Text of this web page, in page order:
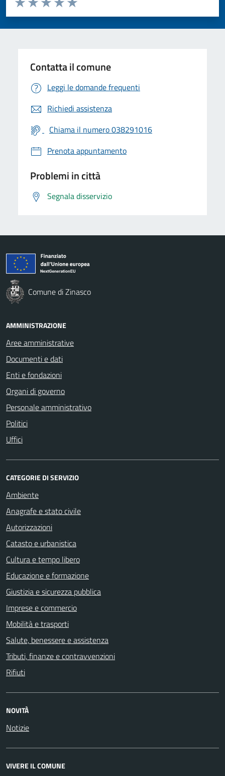
Valuta 5 stelle su 5
Valuta 4 stelle su 5
Valuta 3 stelle su 5
Valuta 2 stelle su 5
Valuta 1 stelle su 5
Contatta il comune
Leggi le domande frequenti
Richiedi assistenza
Chiama il numero 038291016
Prenota appuntamento
Problemi in città
Segnala disservizio
Comune di Zinasco
AMMINISTRAZIONE
Aree amministrative
Documenti e dati
Enti e fondazioni
Organi di governo
Personale amministrativo
Politici
Uffici
CATEGORIE DI SERVIZIO
Ambiente
Anagrafe e stato civile
Autorizzazioni
Catasto e urbanistica
Cultura e tempo libero
Educazione e formazione
Giustizia e sicurezza pubblica
Imprese e commercio
Mobilità e trasporti
Salute, benessere e assistenza
Tributi, finanze e contravvenzioni
Rifiuti
NOVITÀ
Notizie
VIVERE IL COMUNE